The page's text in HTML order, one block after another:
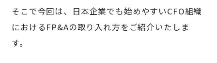
そこで今回は、日本企業でも始めやすいCFO組織
におけるFP&Aの取り入れ方をご紹介いたしま
す。